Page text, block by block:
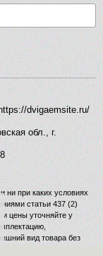
dvigaemsite.ru/
обл., г.
ни при каких условиях
статьи 437 (2)
и цены уточняйте у
вид товара без